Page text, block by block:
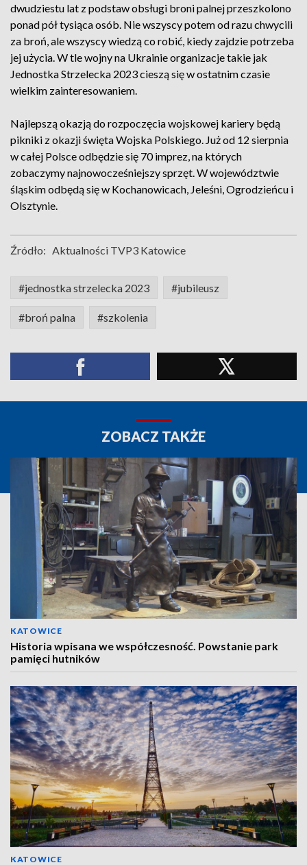
dwudziestu lat z podstaw obsługi broni palnej przeszkolono
ponad pół tysiąca osób. Nie wszyscy potem od razu chwycili
za broń, ale wszyscy wiedzą co robić, kiedy zajdzie potrzeba
jej użycia. W tle wojny na Ukrainie organizacje takie jak
Jednostka Strzelecka 2023 cieszą się w ostatnim czasie
wielkim zainteresowaniem.
Najlepszą okazją do rozpoczęcia wojskowej kariery będą
pikniki z okazji święta Wojska Polskiego. Już od 12 sierpnia
w całej Polsce odbędzie się 70 imprez, na których
zobaczymy najnowocześniejszy sprzęt. W województwie
śląskim odbędą się w Kochanowicach, Jeleśni, Ogrodzieńcu i
Olsztynie.
Źródło: Aktualności TVP3 Katowice
#jednostka strzelecka 2023 #jubileusz
#broń palna #szkolenia
ZOBACZ TAKŻE
KATOWICE
Historia wpisana we współczesność. Powstanie park
pamięci hutników
KATOWICE